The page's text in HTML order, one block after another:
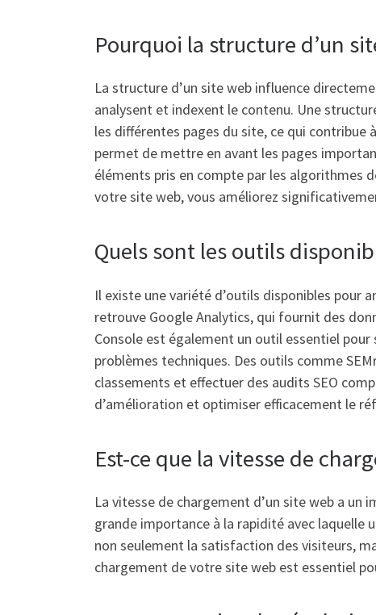
Pourquoi la structure d’un
La structure d’un site web influence
analysent et indexent le contenu. Une
les différentes pages du site, ce qui contribue
permet de mettre en avant les pages
éléments pris en compte par les algorithmes
votre site web, vous améliorez
Quels sont les outils
Il existe une variété d’outils disponibles pour
retrouve Google Analytics, qui fournit des
Console est également un outil essentiel
problèmes techniques. Des outils comme
classements et effectuer des audits SEO
d’amélioration et optimiser efficacement le
Est-ce que la vitesse de
La vitesse de chargement d’un site web a
grande importance à la rapidité avec laquelle
non seulement la satisfaction des visiteurs,
chargement de votre site web est essentiel